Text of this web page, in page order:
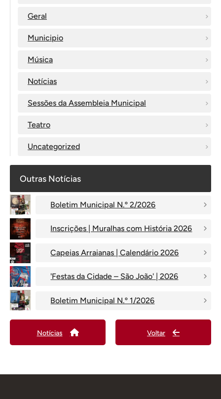
Geral
Municipio
Música
Notícias
Sessões da Assembleia Municipal
Teatro
Uncategorized
Outras Notícias
Boletim Municipal N.º 2/2026
Inscrições | Muralhas com História 2026
Capeias Arraianas | Calendário 2026
'Festas da Cidade – São João' | 2026
Boletim Municipal N.º 1/2026
Notícias Voltar